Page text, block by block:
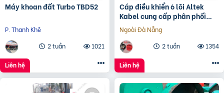
Máy khoan đất Turbo TBD52
P. Thanh Khê
2 tuần
1021
Liên hệ
Cáp điều khiển 6 lõi Altek
Kabel cung cấp phân phối
độc quyền
Ngoài Đà Nẵng
2 tuần
1354
Liên hệ